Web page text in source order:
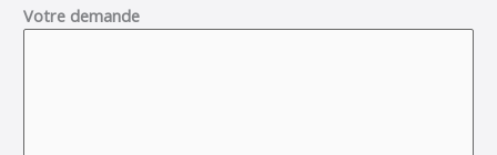
Votre demande